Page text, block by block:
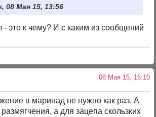
08 Мая 15, 13:56
это к чему? И с каким из сообщений
08 Мая 15, 16:10
в маринад не нужно как раз. А
а для зацепа скользких